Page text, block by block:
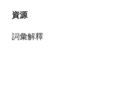
資源
詞彙解釋